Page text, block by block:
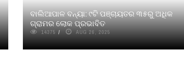
ବାଲିଆପାଳ ବନ୍ୟା: ୯ଟି ପଞ୍ଚାୟତର ୩୫ରୁ ଅଧିକ
ଗ୍ରାମର ଲୋକ ପ୍ରଭାବିତ
14375 AUG 26, 2025